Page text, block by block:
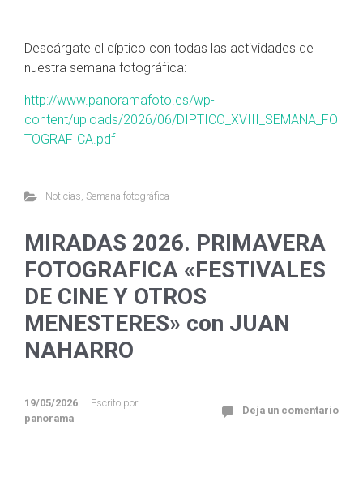
Descárgate el díptico con todas las actividades de
nuestra semana fotográfica:
http://www.panoramafoto.es/wp-
content/uploads/2026/06/DIPTICO_XVIII_SEMANA_FO
TOGRAFICA.pdf
Noticias, Semana fotográfica
MIRADAS 2026. PRIMAVERA
FOTOGRAFICA «FESTIVALES
DE CINE Y OTROS
MENESTERES» con JUAN
NAHARRO
19/05/2026
Escrito por
panorama
Deja un comentario